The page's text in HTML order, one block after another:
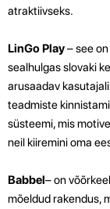
atraktiivseks.
LinGo Play– see
sealhulgas slovaki
arusaadav
teadmiste
süsteemi, mis
neil kiiremini oma
Babbel– on
mõeldud rakendus,